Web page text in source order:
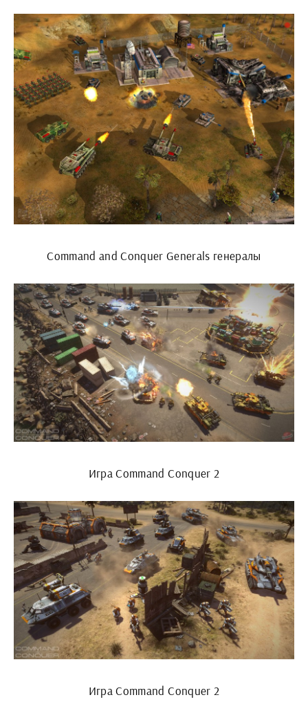
Command and Conquer Generals генералы
Игра Command Conquer 2
Игра Command Conquer 2